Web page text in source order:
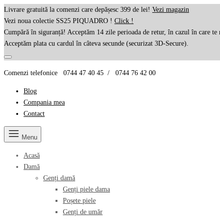
Livrare gratuită la comenzi care depășesc 399 de lei! Vezi magazin
Vezi noua colectie SS25 PIQUADRO ! Click !
Cumpără în siguranță! Acceptăm 14 zile perioada de retur, în cazul în care te
Acceptăm plata cu cardul în câteva secunde (securizat 3D-Secure).
Comenzi telefonice 0744 47 40 45 / 0744 76 42 00
Blog
Compania mea
Contact
Menu
Acasă
Damă
Genți damă
Genți piele dama
Poșete piele
Genți de umăr